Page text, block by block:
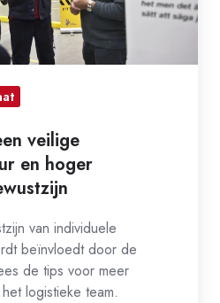
veilige
en hoger
van individuele
beïnvloedt door de
de tips voor meer
logistieke team.